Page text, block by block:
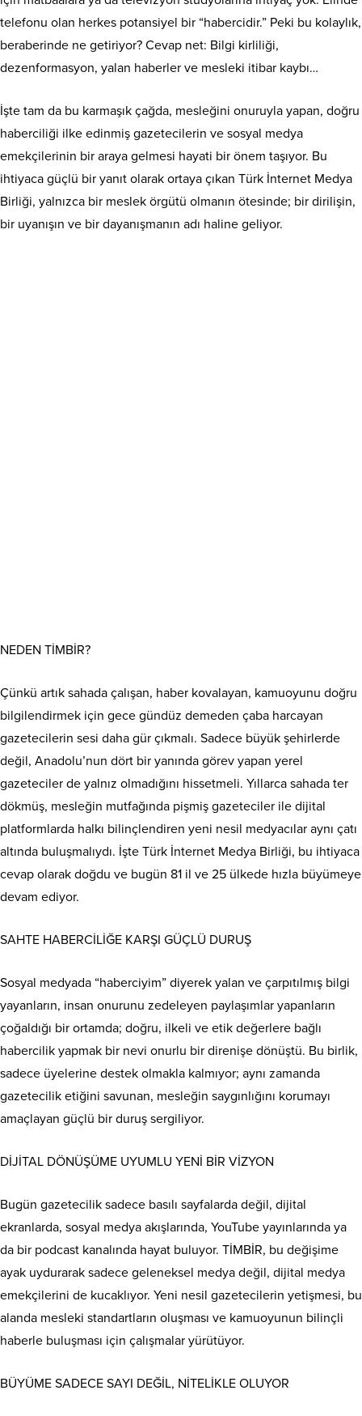
telefonu olan herkes potansiyel bir “habercidir.” Peki bu kolaylık,
beraberinde ne getiriyor? Cevap net: Bilgi kirliliği,
dezenformasyon, yalan haberler ve mesleki itibar kaybı…
İşte tam da bu karmaşık çağda, mesleğini onuruyla yapan, doğru
haberciliği ilke edinmiş gazetecilerin ve sosyal medya
emekçilerinin bir araya gelmesi hayati bir önem taşıyor. Bu
ihtiyaca güçlü bir yanıt olarak ortaya çıkan Türk İnternet Medya
Birliği, yalnızca bir meslek örgütü olmanın ötesinde; bir dirilişin,
bir uyanışın ve bir dayanışmanın adı haline geliyor.
NEDEN TİMBİR?
Çünkü artık sahada çalışan, haber kovalayan, kamuoyunu doğru
bilgilendirmek için gece gündüz demeden çaba harcayan
gazetecilerin sesi daha gür çıkmalı. Sadece büyük şehirlerde
değil, Anadolu’nun dört bir yanında görev yapan yerel
gazeteciler de yalnız olmadığını hissetmeli. Yıllarca sahada ter
dökmüş, mesleğin mutfağında pişmiş gazeteciler ile dijital
platformlarda halkı bilinçlendiren yeni nesil medyacılar aynı çatı
altında buluşmalıydı. İşte Türk İnternet Medya Birliği, bu ihtiyaca
cevap olarak doğdu ve bugün 81 il ve 25 ülkede hızla büyümeye
devam ediyor.
SAHTE HABERCİLİĞE KARŞI GÜÇLÜ DURUŞ
Sosyal medyada “haberciyim” diyerek yalan ve çarpıtılmış bilgi
yayanların, insan onurunu zedeleyen paylaşımlar yapanların
çoğaldığı bir ortamda; doğru, ilkeli ve etik değerlere bağlı
habercilik yapmak bir nevi onurlu bir direnişe dönüştü. Bu birlik,
sadece üyelerine destek olmakla kalmıyor; aynı zamanda
gazetecilik etiğini savunan, mesleğin saygınlığını korumayı
amaçlayan güçlü bir duruş sergiliyor.
DİJİTAL DÖNÜŞÜME UYUMLU YENİ BİR VİZYON
Bugün gazetecilik sadece basılı sayfalarda değil, dijital
ekranlarda, sosyal medya akışlarında, YouTube yayınlarında ya
da bir podcast kanalında hayat buluyor. TİMBİR, bu değişime
ayak uydurarak sadece geleneksel medya değil, dijital medya
emekçilerini de kucaklıyor. Yeni nesil gazetecilerin yetişmesi, bu
alanda mesleki standartların oluşması ve kamuoyunun bilinçli
haberle buluşması için çalışmalar yürütüyor.
BÜYÜME SADECE SAYI DEĞİL, NİTELİKLE OLUYOR